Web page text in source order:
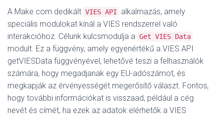
A Make.com dedikált VIES API
alkalmazás, amely
speciális modulokat kínál a VIES rendszerrel való
interakcióhoz. Célunk kulcsmodulja a Get VIES Data
modult. Ez a függvény, amely egyenértékű a VIES API
getVIESData függvényével, lehetővé teszi a felhasználók
számára, hogy megadjanak egy EU-adószámot, és
megkapják az érvényességét megerősítő választ. Fontos,
hogy további információkat is visszaad, például a cég
nevét és címét, ha ezek az adatok elérhetők a VIES